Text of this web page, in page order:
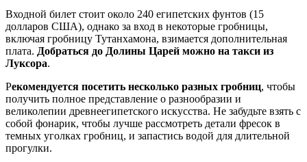
Входной билет стоит около 240 египетских фунтов (15
долларов США), однако за вход в некоторые гробницы,
включая гробницу Тутанхамона, взимается дополнительная
плата. Добраться до Долины Царей можно на такси из
Луксора.
Рекомендуется посетить несколько разных гробниц, чтобы
получить полное представление о разнообразии и
великолепии древнеегипетского искусства. Не забудьте взять с
собой фонарик, чтобы лучше рассмотреть детали фресок в
темных уголках гробниц, и запастись водой для длительной
прогулки.